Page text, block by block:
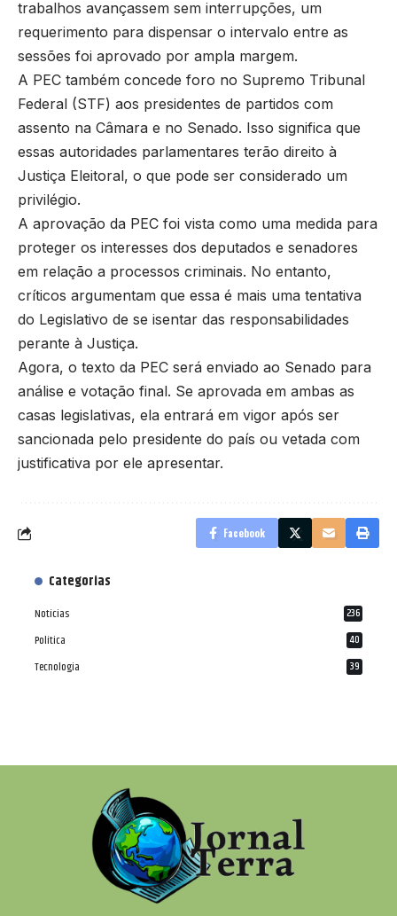
trabalhos avançassem sem interrupções, um
requerimento para dispensar o intervalo entre as
sessões foi aprovado por ampla margem.
A PEC também concede foro no Supremo Tribunal
Federal (STF) aos presidentes de partidos com
assento na Câmara e no Senado. Isso significa que
essas autoridades parlamentares terão direito à
Justiça Eleitoral, o que pode ser considerado um
privilégio.
A aprovação da PEC foi vista como uma medida para
proteger os interesses dos deputados e senadores
em relação a processos criminais. No entanto,
críticos argumentam que essa é mais uma tentativa
do Legislativo de se isentar das responsabilidades
perante à Justiça.
Agora, o texto da PEC será enviado ao Senado para
análise e votação final. Se aprovada em ambas as
casas legislativas, ela entrará em vigor após ser
sancionada pelo presidente do país ou vetada com
justificativa por ele apresentar.
Facebook
Categorias
Notícias 236
Política 40
Tecnologia 39